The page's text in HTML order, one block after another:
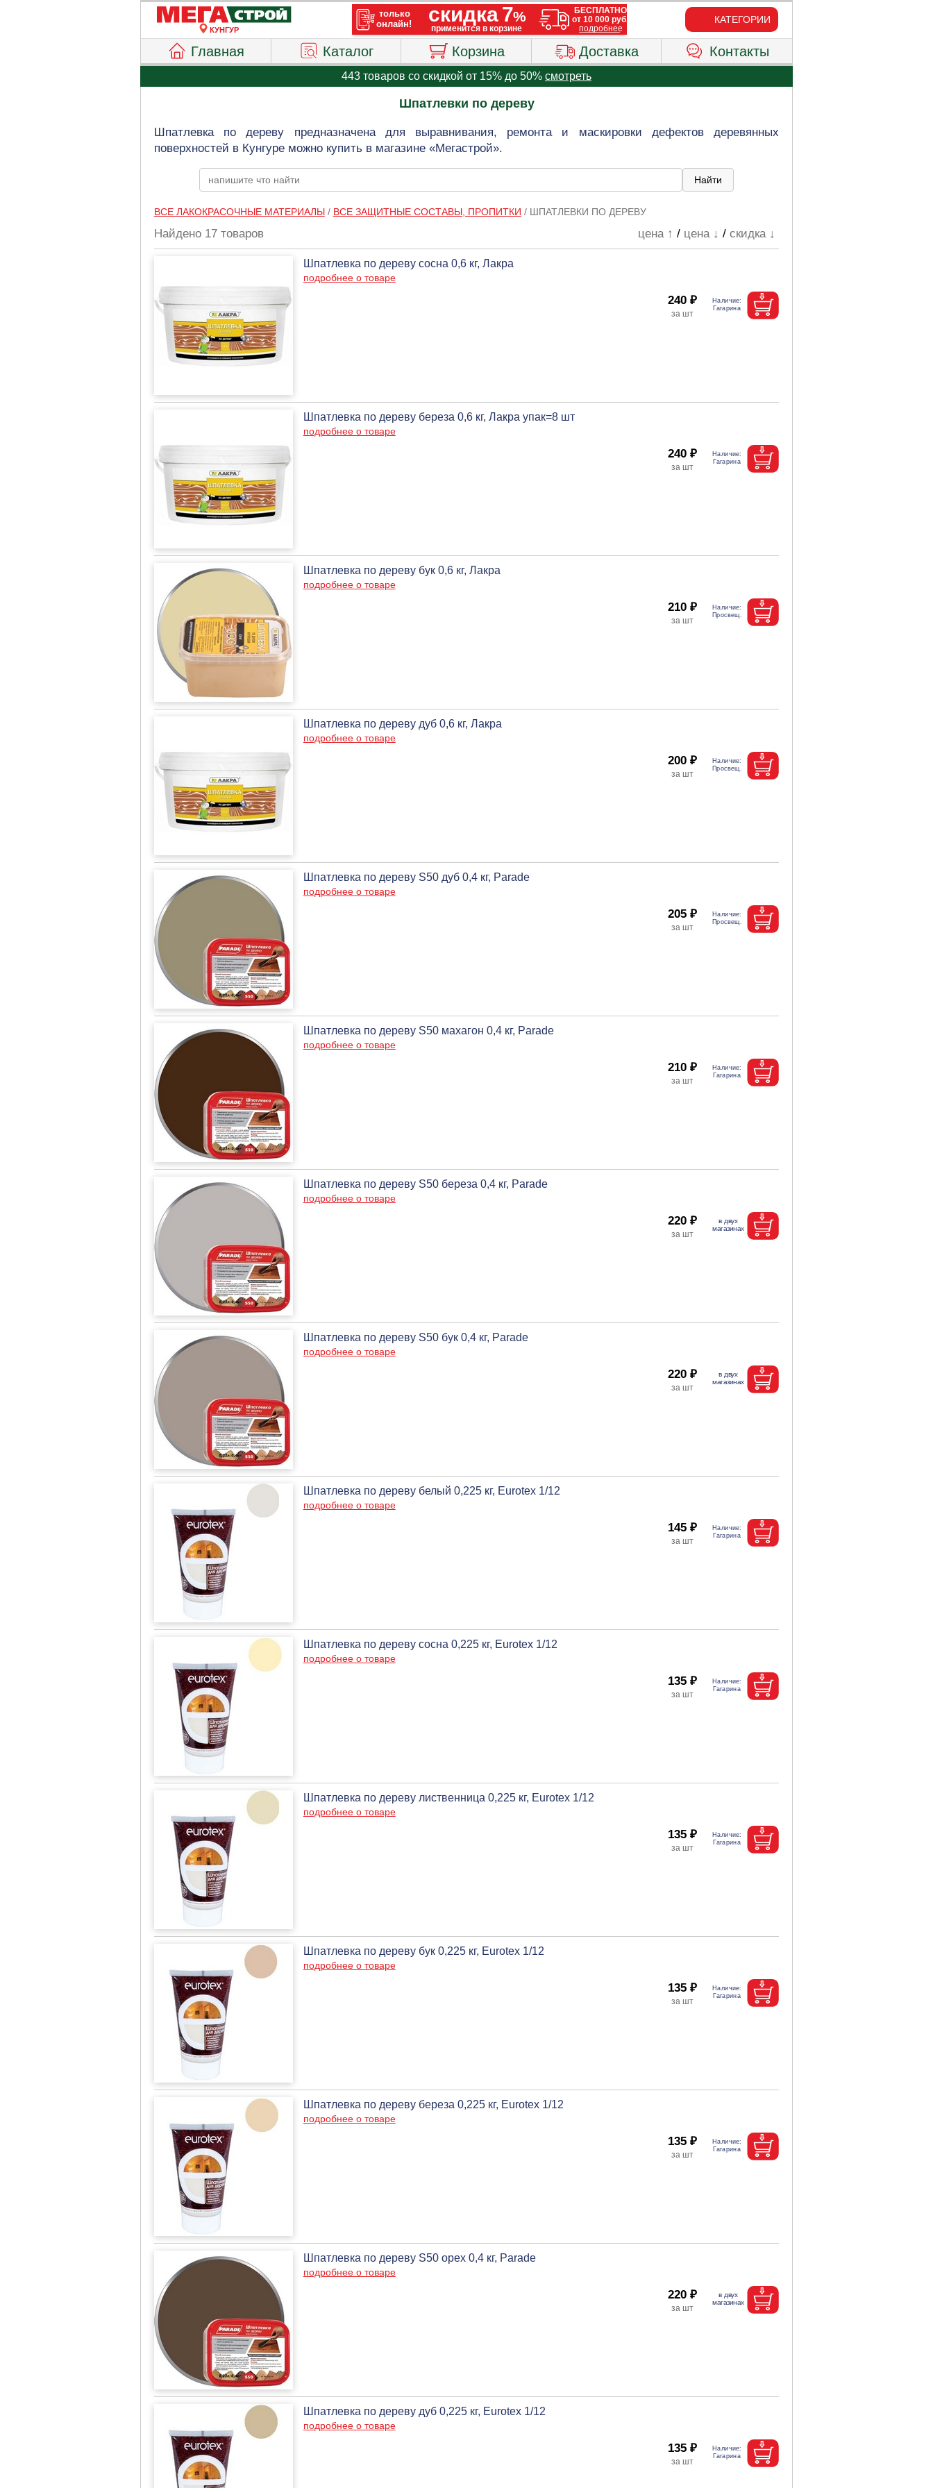
КУНГУР
КАТЕГОРИИ
Главная Каталог Корзина Доставка Контакты
443 товаров со скидкой от 15% до 50% смотреть
Шпатлевки по дереву
Шпатлевка по дереву предназначена для выравнивания, ремонта и маскировки дефектов деревянных
поверхностей в Кунгуре можно купить в магазине «Мегастрой».
ВСЕ ЛАКОКРАСОЧНЫЕ МАТЕРИАЛЫ/ ВСЕ ЗАЩИТНЫЕ СОСТАВЫ, ПРОПИТКИ / ШПАТЛЕВКИ ПО ДЕРЕВУ
Найдено 17 товаров цена ↑ / цена ↓ /скидка ↓
Шпатлевка по дереву сосна 0,6 кг, Лакра
подробнее о товаре
240 ₽
Шпатлевка по дереву береза 0,6 кг, Лакра упак=8 шт
подробнее о товаре
240 ₽
Шпатлевка по дереву бук 0,6 кг, Лакра
подробнее о товаре
210 ₽
Шпатлевка по дереву дуб 0,6 кг, Лакра
подробнее о товаре
200 ₽
Шпатлевка по дереву S50 дуб 0,4 кг, Parade
подробнее о товаре
205 ₽
Шпатлевка по дереву S50 махагон 0,4 кг, Parade
подробнее о товаре
210 ₽
Шпатлевка по дереву S50 береза 0,4 кг, Parade
подробнее о товаре
220 ₽
Шпатлевка по дереву S50 бук 0,4 кг, Parade
подробнее о товаре
220 ₽
Шпатлевка по дереву белый 0,225 кг, Eurotex 1/12
подробнее о товаре
145 ₽
Шпатлевка по дереву сосна 0,225 кг, Eurotex 1/12
подробнее о товаре
135 ₽
Шпатлевка по дереву лиственница 0,225 кг, Eurotex 1/12
подробнее о товаре
135 ₽
Шпатлевка по дереву бук 0,225 кг, Eurotex 1/12
подробнее о товаре
135 ₽
Шпатлевка по дереву береза 0,225 кг, Eurotex 1/12
подробнее о товаре
135 ₽
Шпатлевка по дереву S50 орех 0,4 кг, Parade
подробнее о товаре
220 ₽
Шпатлевка по дереву дуб 0,225 кг, Eurotex 1/12
подробнее о товаре
135 ₽